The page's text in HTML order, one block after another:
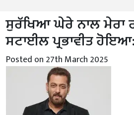
ਸੁਰੱਖਿਆ ਘੇਰੇ ਨਾਲ ਮੇਰਾ
ਸਟਾਈਲ ਪ੍ਰਭਾਵੀਤ
Posted on 27th March 2025